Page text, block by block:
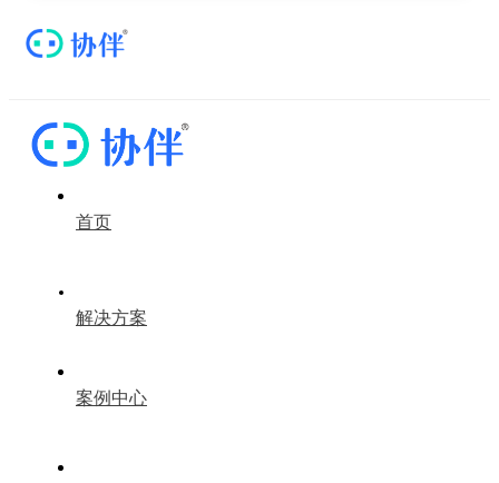
首页
解决方案
案例中心